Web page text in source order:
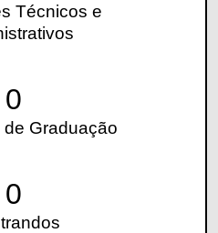
Técnicos e
0
Graduação
0